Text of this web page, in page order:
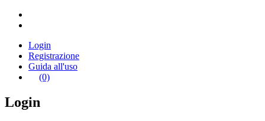
Login
Registrazione
Guida all'uso
(0)
Login